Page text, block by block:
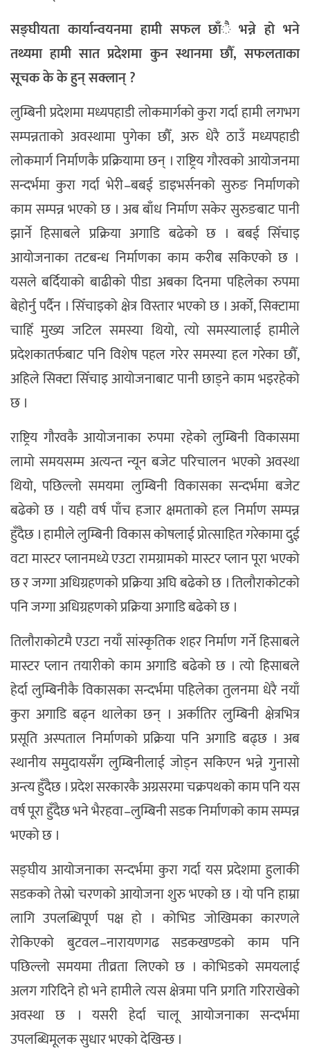
सङ्घीयता कार्यान्वयनमा हामी सफल छाँै भन्ने हो भने
तथ्यमा हामी सात प्रदेशमा कुन स्थानमा छौँ, सफलताका
सूचक के के हुन् सक्लान् ?
लुम्बिनी प्रदेशमा मध्यपहाडी लोकमार्गको कुरा गर्दा हामी लगभग
सम्पन्नताको अवस्थामा पुगेका छौँ, अरु धेरै ठाउँ मध्यपहाडी
लोकमार्ग निर्माणकै प्रक्रियामा छन् । राष्ट्रिय गौरवको आयोजनमा
सन्दर्भमा कुरा गर्दा भेरी–बबई डाइभर्सनको सुरुङ निर्माणको
काम सम्पन्न भएको छ । अब बाँध निर्माण सकेर सुरुङबाट पानी
झार्ने हिसाबले प्रक्रिया अगाडि बढेको छ । बबई सिँचाइ
आयोजनाका तटबन्ध निर्माणका काम करीब सकिएको छ ।
यसले बर्दियाको बाढीको पीडा अबका दिनमा पहिलेका रुपमा
बेहोर्नु पर्दैन । सिँचाइको क्षेत्र विस्तार भएको छ । अर्को, सिक्टामा
चाहिँ मुख्य जटिल समस्या थियो, त्यो समस्यालाई हामीले
प्रदेशकातर्फबाट पनि विशेष पहल गरेर समस्या हल गरेका छौँ,
अहिले सिक्टा सिँचाइ आयोजनाबाट पानी छाड्ने काम भइरहेको
छ ।
राष्ट्रिय गौरवकै आयोजनाका रुपमा रहेको लुम्बिनी विकासमा
लामो समयसम्म अत्यन्त न्यून बजेट परिचालन भएको अवस्था
थियो, पछिल्लो समयमा लुम्बिनी विकासका सन्दर्भमा बजेट
बढेको छ । यही वर्ष पाँच हजार क्षमताको हल निर्माण सम्पन्न
हुँदैछ । हामीले लुम्बिनी विकास कोषलाई प्रोत्साहित गरेकामा दुई
वटा मास्टर प्लानमध्ये एउटा रामग्रामको मास्टर प्लान पूरा भएको
छ र जग्गा अधिग्रहणको प्रक्रिया अघि बढेको छ । तिलौराकोटको
पनि जग्गा अधिग्रहणको प्रक्रिया अगाडि बढेको छ ।
तिलौराकोटमै एउटा नयाँ सांस्कृतिक शहर निर्माण गर्ने हिसाबले
मास्टर प्लान तयारीको काम अगाडि बढेको छ । त्यो हिसाबले
हेर्दा लुम्बिनीकै विकासका सन्दर्भमा पहिलेका तुलनमा धेरै नयाँ
कुरा अगाडि बढ्न थालेका छन् । अर्कातिर लुम्बिनी क्षेत्रभित्र
प्रसूति अस्पताल निर्माणको प्रक्रिया पनि अगाडि बढ्छ । अब
स्थानीय समुदायसँग लुम्बिनीलाई जोड्न सकिएन भन्ने गुनासो
अन्त्य हुँदैछ । प्रदेश सरकारकै अग्रसरमा चक्रपथको काम पनि यस
वर्ष पूरा हुँदैछ भने भैरहवा–लुम्बिनी सडक निर्माणको काम सम्पन्न
भएको छ ।
सङ्घीय आयोजनाका सन्दर्भमा कुरा गर्दा यस प्रदेशमा हुलाकी
सडकको तेस्रो चरणको आयोजना शुरु भएको छ । यो पनि हाम्रा
लागि उपलब्धिपूर्ण पक्ष हो । कोभिड जोखिमका कारणले
रोकिएको बुटवल–नारायणगढ सडकखण्डको काम पनि
पछिल्लो समयमा तीव्रता लिएको छ । कोभिडको समयलाई
अलग गरिदिने हो भने हामीले त्यस क्षेत्रमा पनि प्रगति गरिराखेको
अवस्था छ । यसरी हेर्दा चालू आयोजनाका सन्दर्भमा
उपलब्धिमूलक सुधार भएको देखिन्छ ।